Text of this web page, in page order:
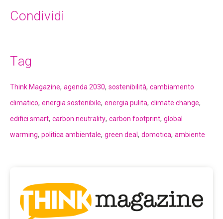
Condividi
Tag
Think Magazine, agenda 2030, sostenibilità, cambiamento
climatico, energia sostenibile, energia pulita, climate change,
edifici smart, carbon neutrality, carbon footprint, global
warming, politica ambientale, green deal , domotica, ambiente